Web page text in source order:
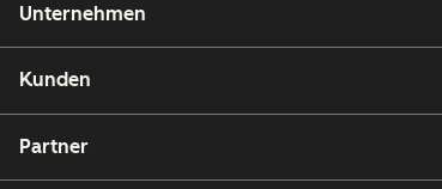
Unternehmen
Kunden
Partner